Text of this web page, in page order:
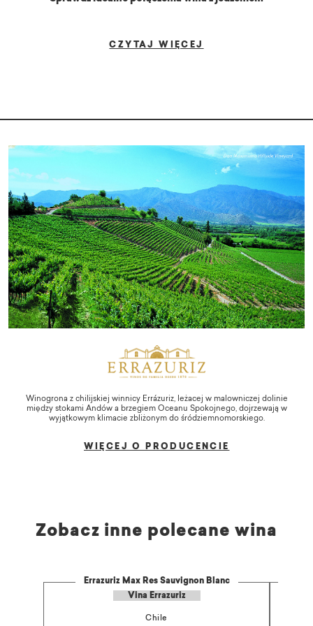
CZYTAJ WIĘCEJ
Winogrona z chilijskiej winnicy Errázuriz, leżacej w malowniczej dolinie
między stokami Andów a brzegiem Oceanu Spokojnego, dojrzewają w
wyjątkowym klimacie zbliżonym do śródziemnomorskiego.
WIĘCEJ O PRODUCENCIE
Zobacz inne polecane wina
Errazuriz Max Res Sauvignon Blanc
Vina Errazuriz
Chile